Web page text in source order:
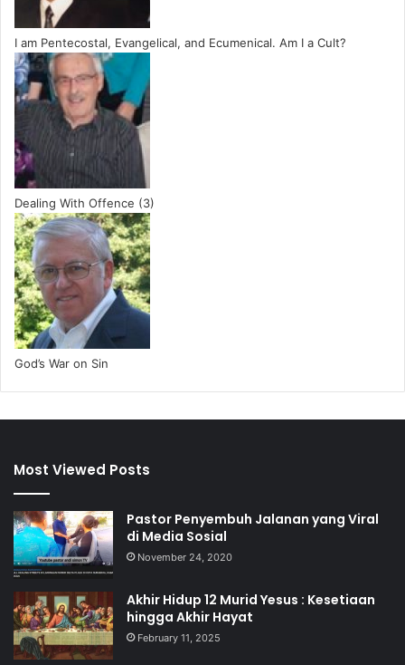
I am Pentecostal, Evangelical, and Ecumenical. Am I a Cult?
Dealing With Offence (3)
God’s War on Sin
Most Viewed Posts
Pastor Penyembuh Jalanan yang Viral
di Media Sosial
November 24, 2020
Akhir Hidup 12 Murid Yesus : Kesetiaan
hingga Akhir Hayat
February 11, 2025